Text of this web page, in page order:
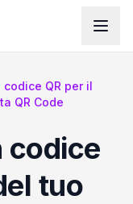
QR per il
QR Code
codice
tuo